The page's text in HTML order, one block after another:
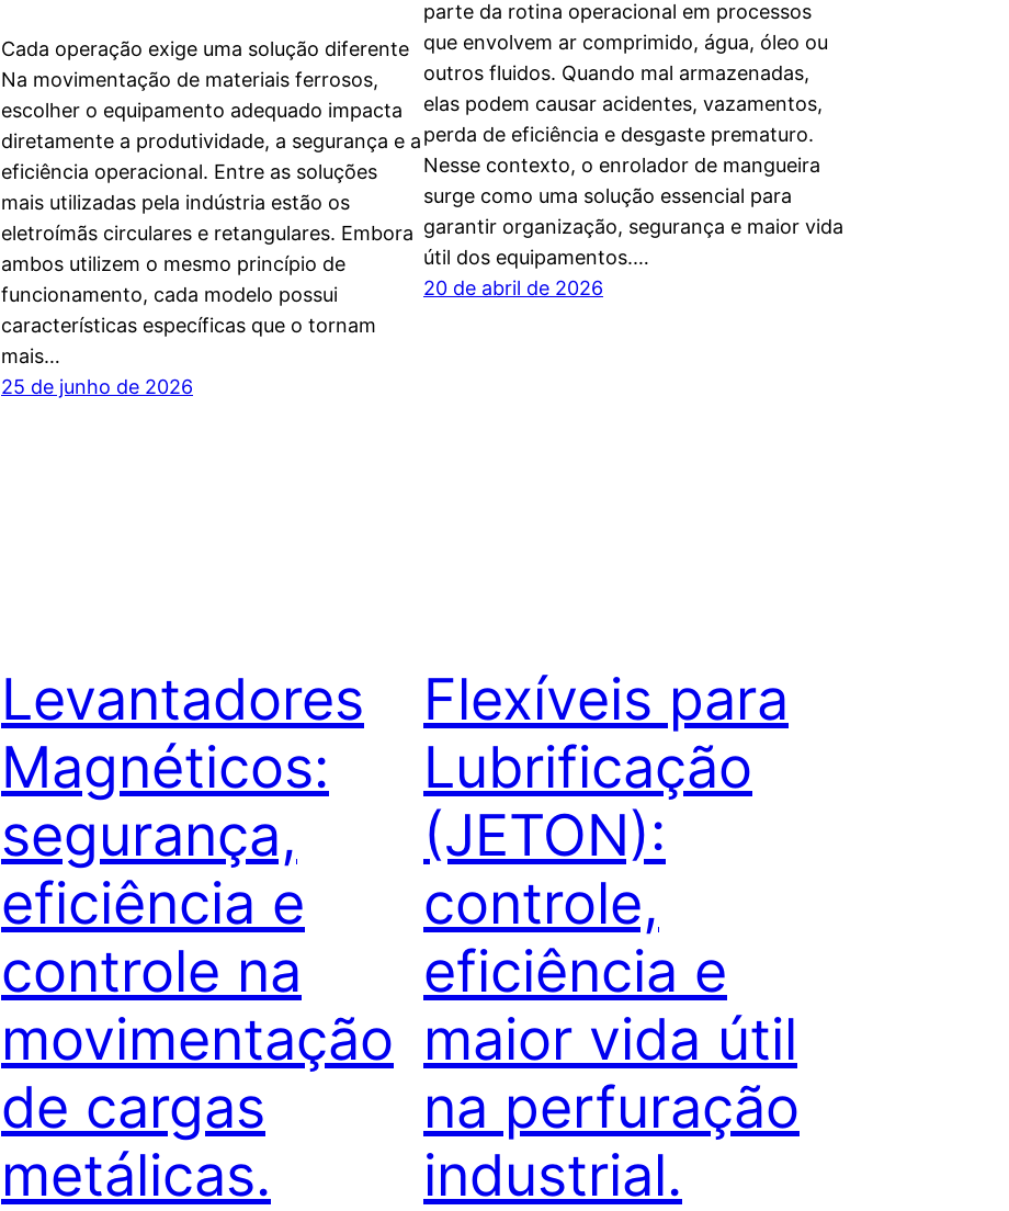
Cada operação exige uma solução diferente
Na movimentação de materiais ferrosos,
escolher o equipamento adequado impacta
diretamente a produtividade, a segurança e a
eficiência operacional. Entre as soluções
mais utilizadas pela indústria estão os
eletroímãs circulares e retangulares. Embora
ambos utilizem o mesmo princípio de
funcionamento, cada modelo possui
características específicas que o tornam
mais…
25 de junho de 2026
parte da rotina operacional em processos
que envolvem ar comprimido, água, óleo ou
outros fluidos. Quando mal armazenadas,
elas podem causar acidentes, vazamentos,
perda de eficiência e desgaste prematuro.
Nesse contexto, o enrolador de mangueira
surge como uma solução essencial para
garantir organização, segurança e maior vida
útil dos equipamentos.…
20 de abril de 2026
Levantadores
Magnéticos:
segurança,
eficiência e
controle na
movimentação
de cargas
metálicas.
Flexíveis para
Lubrificação
(JETON):
controle,
eficiência e
maior vida útil
na perfuração
industrial.